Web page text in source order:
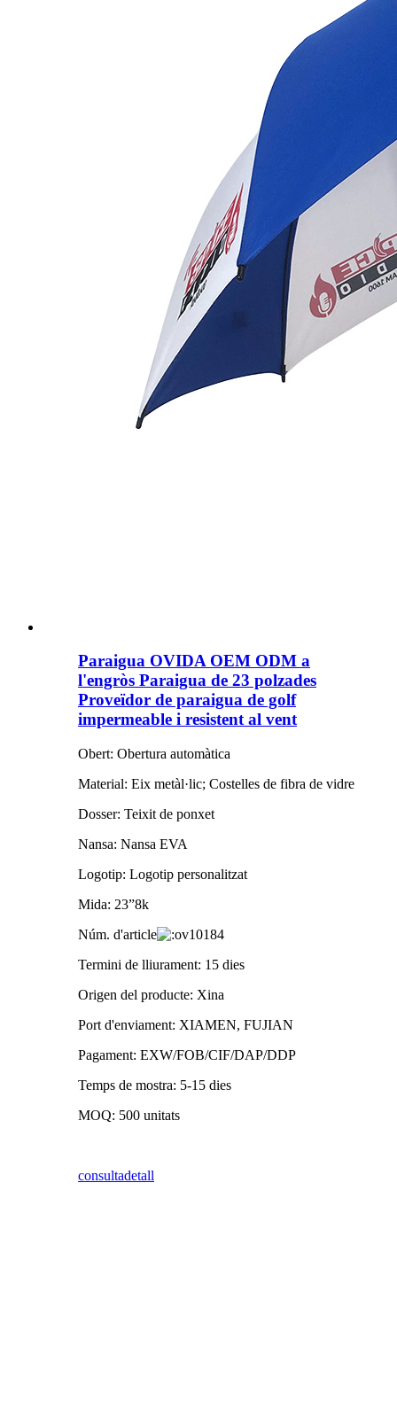
Paraigua OVIDA OEM ODM a
l'engròs Paraigua de 23 polzades
Proveïdor de paraigua de golf
impermeable i resistent al vent
Obert: Obertura automàtica
Material: Eix metàl·lic; Costelles de fibra de vidre
Dosser: Teixit de ponxet
Nansa: Nansa EVA
Logotip: Logotip personalitzat
Mida: 23”8k
Núm. d'article
v10184
Termini de lliurament: 15 dies
Origen del producte: Xina
Port d'enviament: XIAMEN, FUJIAN
Pagament: EXW/FOB/CIF/DAP/DDP
Temps de mostra: 5-15 dies
MOQ: 500 unitats
consultadetall